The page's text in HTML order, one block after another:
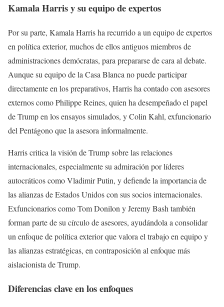
Kamala Harris y su equipo de expertos
Por su parte, Kamala Harris ha recurrido a un equipo de expertos
en política exterior, muchos de ellos antiguos miembros de
administraciones demócratas, para prepararse de cara al debate.
Aunque su equipo de la Casa Blanca no puede participar
directamente en los preparativos, Harris ha contado con asesores
externos como Philippe Reines, quien ha desempeñado el papel
de Trump en los ensayos simulados, y Colin Kahl, exfuncionario
del Pentágono que la asesora informalmente.
Harris critica la visión de Trump sobre las relaciones
internacionales, especialmente su admiración por líderes
autocráticos como Vladimir Putin, y defiende la importancia de
las alianzas de Estados Unidos con sus socios internacionales.
Exfuncionarios como Tom Donilon y Jeremy Bash también
forman parte de su círculo de asesores, ayudándola a consolidar
un enfoque de política exterior que valora el trabajo en equipo y
las alianzas estratégicas, en contraposición al enfoque más
aislacionista de Trump.
Diferencias clave en los enfoques